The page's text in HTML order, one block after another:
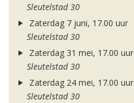
Sleutelstad 30
Zaterdag 7 juni, 17.00 uur
Sleutelstad 30
Zaterdag 31 mei, 17.00 uur
Sleutelstad 30
Zaterdag 24 mei, 17.00 uur
Sleutelstad 30